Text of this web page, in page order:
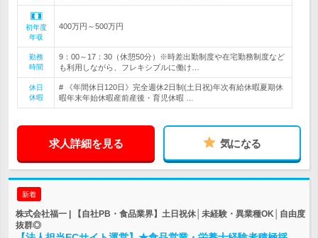
初年度
年収
400万円～500万円
勤務
時間
9：00～17：30（休憩50分）※時差出勤制度や在宅勤務制度など
も利用しながら、フレキシブルに働け…
休日
休暇
# 《年間休日120日》完全週休2日制(土日祝)年次有給休暇夏期休
暇年末年始休暇産前産後・育児休暇 …
求人詳細を見る 気になる
新着
株式会社福一 | 【自社PB・食品業界】土日祝休│未経験・異業種OK│自由度
抜群◎